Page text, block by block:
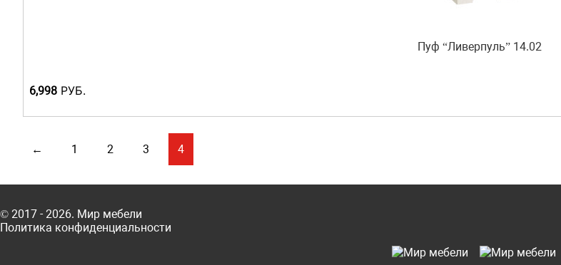
Пуф “Ливерпуль” 14.02
6,998 РУБ.
← 1 2 3 4
© 2017 - 2026. Мир мебели
Политика конфиденциальности